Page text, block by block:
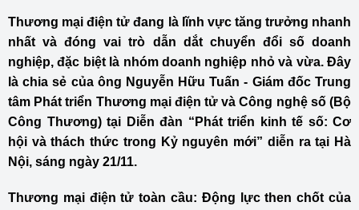
Thương mại điện tử đang là lĩnh vực tăng trưởng nhanh
nhất và đóng vai trò dẫn dắt chuyển đổi số doanh
nghiệp, đặc biệt là nhóm doanh nghiệp nhỏ và vừa. Đây
là chia sẻ của ông Nguyễn Hữu Tuấn - Giám đốc Trung
tâm Phát triển Thương mại điện tử và Công nghệ số (Bộ
Công Thương) tại Diễn đàn “Phát triển kinh tế số: Cơ
hội và thách thức trong Kỷ nguyên mới” diễn ra tại Hà
Nội, sáng ngày 21/11.
Thương mại điện tử toàn cầu: Động lực then chốt của